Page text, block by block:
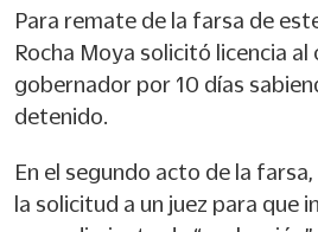
Para remate de la farsa de
Rocha Moya solicitó licencia al
gobernador por 10 días
detenido.
En el segundo acto de la
la solicitud a un juez para que